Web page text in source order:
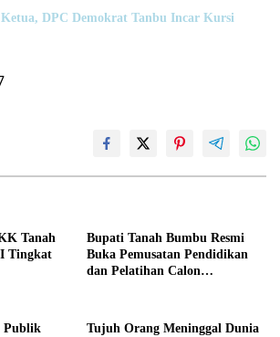
DPC Demokrat Tanbu Incar Kursi
Tanah
Tingkat
Bupati Tanah Bumbu Resmi
Buka Pemusatan Pendidikan
dan Pelatihan Calon
Publik
Tujuh Orang Meninggal Dunia